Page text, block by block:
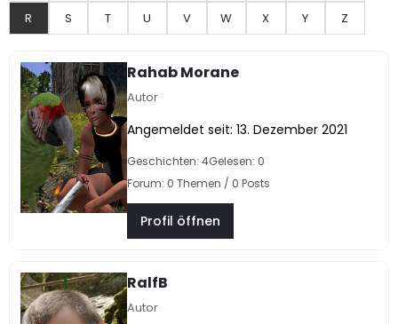
R
S T U V W X Y Z
Rahab Morane
Autor
Angemeldet seit: 13. Dezember 2021
Geschichten: 4Gelesen: 0
Forum: 0 Themen / 0 Posts
Profil öffnen
RalfB
Autor